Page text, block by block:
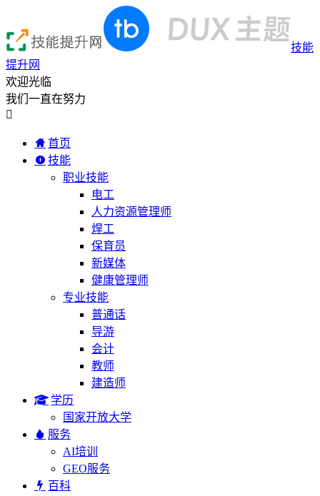
技能
提升网
欢迎光临
我们一直在努力

首页
技能
职业技能
电工
人力资源管理师
焊工
保育员
新媒体
健康管理师
专业技能
普通话
导游
会计
教师
建造师
学历
国家开放大学
服务
AI培训
GEO服务
百科